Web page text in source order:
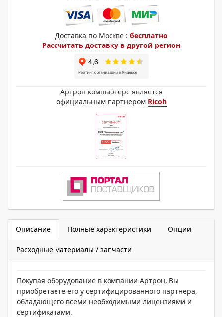
Доставка по Москве : бесплатно
Рассчитать доставку в другой регион
Артрон компьютерс является
официальным партнером Ricoh
Описание Полные характеристики Опции
Расходные материалы / запчасти
Покупая оборудование в компании Артрон, Вы
приобретаете его у сертифицированного партнера,
обладающего всеми необходимыми лицензиями и
сертификатами.